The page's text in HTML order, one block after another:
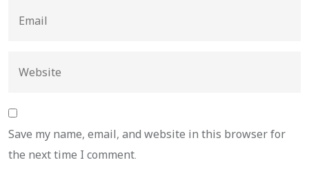
Save my name, email, and website in this browser for
the next time I comment.